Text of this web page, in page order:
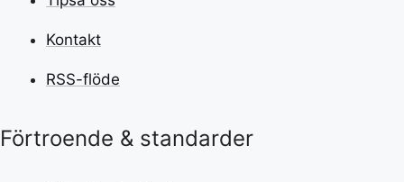
Kontakt
RSS-flöde
Förtroende & standarder